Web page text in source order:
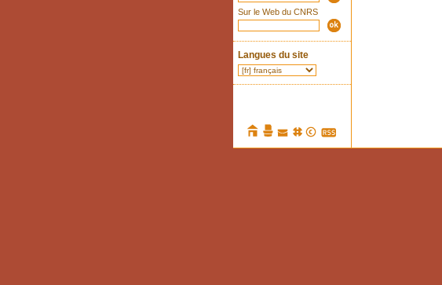
Sur le Web du CNRS
Langues du site